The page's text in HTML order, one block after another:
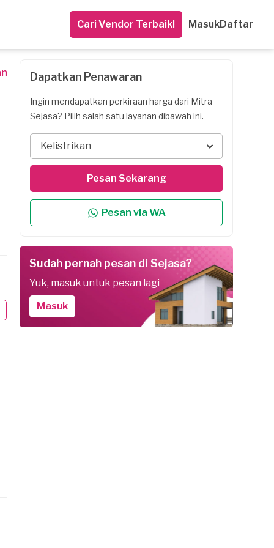
Cari Vendor Terbaik! MasukDaftar
pesan Service AC
Timur, 4 bulan yang lalu
Rp 100.000
F. pesan Service AC
Jakarta Timur, 4 bulan yang lalu
sekitar Rp 100.000
Dapatkan Penawaran
Ingin mendapatkan perkiraan harga dari Mitra
Sejasa? Pilih salah satu layanan dibawah ini.
Kelistrikan
Pesan Sekarang
Pesan via WA
Sudah pernah pesan di Sejasa?
Yuk, masuk untuk pesan lagi
Masuk